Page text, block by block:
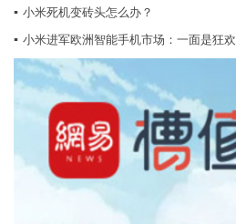
▪ 小米死机变砖头怎么办？
▪ 小米进军欧洲智能手机市场：一面是狂